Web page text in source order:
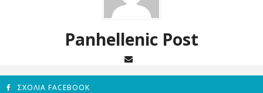
Panhellenic Post
ΣΧΌΛΙΑ FACEBOOK